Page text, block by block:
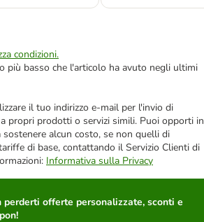
condizioni.
più basso che l'articolo ha avuto negli ultimi
il tuo indirizzo e-mail per l'invio di
propri prodotti o servizi simili. Puoi opporti in
alcun costo, se non quelli di
di base, contattando il Servizio Clienti di
Informativa sulla Privacy
perderti offerte personalizzate, sconti e